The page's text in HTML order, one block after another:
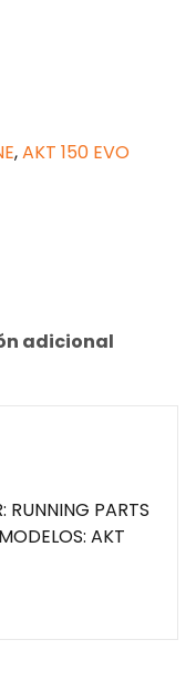
,AKT 150 EVO
adicional
RUNNING PARTS
AKT